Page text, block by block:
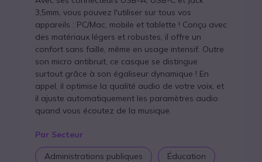
3,5mm, vous pouvez l'utiliser sur tous vos
appareils : PC/Mac, mobile et tablette ! Conçu avec
des matériaux légers et robustes, il offre un
confort sans faille, même en usage intensif. Outre
son micro antibruit, ce casque se distingue
surtout grâce à son égaliseur dynamique ! En
appel, il optimise la qualité audio de votre voix, et
il ajuste automatiquement les paramètres audio
quand vous écoutez de la musique.
Par Secteur
Administrations publiques Éducation